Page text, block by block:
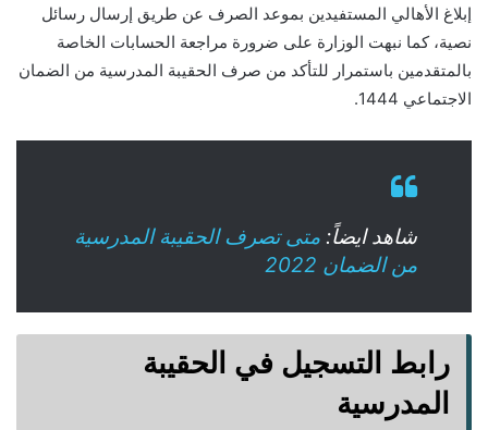
إبلاغ الأهالي المستفيدين بموعد الصرف عن طريق إرسال رسائل
نصية، كما نبهت الوزارة على ضرورة مراجعة الحسابات الخاصة
بالمتقدمين باستمرار للتأكد من صرف الحقيبة المدرسية من الضمان
الاجتماعي 1444.
شاهد ايضاً: متى تصرف الحقيبة المدرسية
من الضمان 2022
رابط التسجيل في الحقيبة
المدرسية